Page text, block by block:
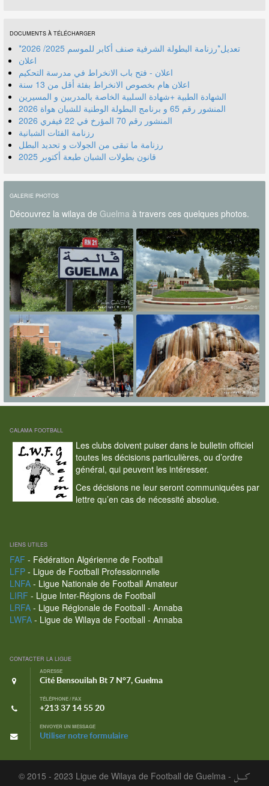
DOCUMENTS À TÉLÉCHARGER
*تعديل*رزنامة البطولة الشرفية صنف أكابر للموسم 2025/ 2026
اعلان
اعلان - فتح باب الانخراط في مدرسة التحكيم
اعلان هام بخصوص الانخراط بفئة أقل من 13 سنة
الشهادة الطبية +شهادة السلبية الخاصة بالمدربين و المسيرين
المنشور رقم 70 المؤرخ في 22 فيفري 2026
رزنامة الفئات الشبانية
رزنامة ما تبقى من الجولات و تحديد البطل
قانون بطولات الشبان طبعة أكتوبر 2025
GALERIE PHOTOS
Découvrez la wilaya de Guelmaà travers ces quelques photos.
CALAMA FOOTBALL
Les clubs doivent puiser dans le bulletin officiel
toutes les décisions particulières, ou d’ordre
général, qui peuvent les intéresser.
Ces décisions ne leur seront communiquées par
lettre qu’en cas de nécessité absolue.
LIENS UTILES
FAF - Fédération Algérienne de Football
LFP- Ligue de Football Professionnelle
LNFA- Ligue Nationale de Football Amateur
LIRF - Ligue Inter-Régions de Football
LRFA- Ligue Régionale de Football - Annaba
LWFA- Ligue de Wilaya de Football - Annaba
CONTACTER LA LIGUE
ADRESSE
Cité Bensouilah Bt 7 N°7, Guelma
TÉLÉPHONE / FAX
+213 37 14 55 20
ENVOYER UN MESSAGE
Utiliser notre formulaire
© 2015 - 2023 Ligue de Wilaya de Football de Guelma - كـــل